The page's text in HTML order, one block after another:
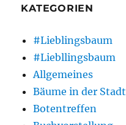
KATEGORIEN
#Lieblingsbaum
#Liebllingsbaum
Allgemeines
Bäume in der Stadt
Botentreffen